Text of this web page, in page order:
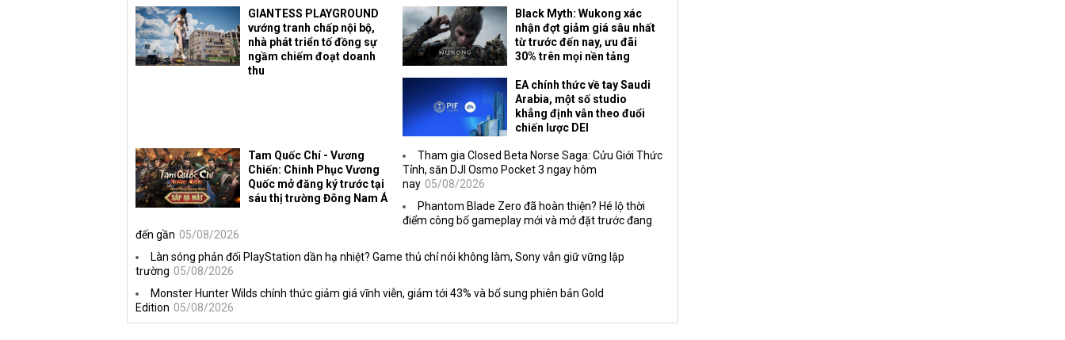
GIANTESS PLAYGROUND
vướng tranh chấp nội bộ,
nhà phát triển tố đồng sự
ngầm chiếm đoạt doanh
thu
Black Myth: Wukong xác
nhận đợt giảm giá sâu nhất
từ trước đến nay, ưu đãi
30% trên mọi nền tảng
EA chính thức về tay Saudi
Arabia, một số studio
khẳng định vẫn theo đuổi
chiến lược DEI
Tam Quốc Chí - Vương
Chiến: Chinh Phục Vương
Quốc mở đăng ký trước tại
sáu thị trường Đông Nam Á
Tham gia Closed Beta Norse Saga: Cửu Giới Thức
Tỉnh, săn DJI Osmo Pocket 3 ngay hôm
nay 05/08/2026
Phantom Blade Zero đã hoàn thiện? Hé lộ thời
điểm công bố gameplay mới và mở đặt trước đang
đến gần 05/08/2026
Làn sóng phản đối PlayStation dần hạ nhiệt? Game thủ chỉ nói không làm, Sony vẫn giữ vững lập
trường 05/08/2026
Monster Hunter Wilds chính thức giảm giá vĩnh viễn, giảm tới 43% và bổ sung phiên bản Gold
Edition 05/08/2026